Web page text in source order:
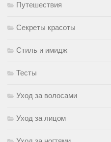
Путешествия
Секреты красоты
Стиль и имидж
Тесты
Уход за волосами
Уход за лицом